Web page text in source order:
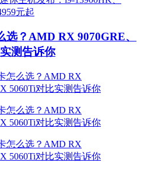
选？AMD RX 9070GRE、
测告诉你